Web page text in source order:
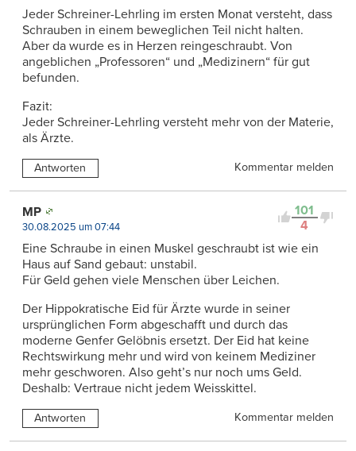
Jeder Schreiner-Lehrling im ersten Monat versteht, dass
Schrauben in einem beweglichen Teil nicht halten.
Aber da wurde es in Herzen reingeschraubt. Von
angeblichen „Professoren“ und „Medizinern“ für gut
befunden.
Fazit:
Jeder Schreiner-Lehrling versteht mehr von der Materie,
als Ärzte.
Antworten Kommentar melden
101
4
MP
30.08.2025 um 07:44
Eine Schraube in einen Muskel geschraubt ist wie ein
Haus auf Sand gebaut: unstabil.
Für Geld gehen viele Menschen über Leichen.
Der Hippokratische Eid für Ärzte wurde in seiner
ursprünglichen Form abgeschafft und durch das
moderne Genfer Gelöbnis ersetzt. Der Eid hat keine
Rechtswirkung mehr und wird von keinem Mediziner
mehr geschworen. Also geht’s nur noch ums Geld.
Deshalb: Vertraue nicht jedem Weisskittel.
Antworten Kommentar melden